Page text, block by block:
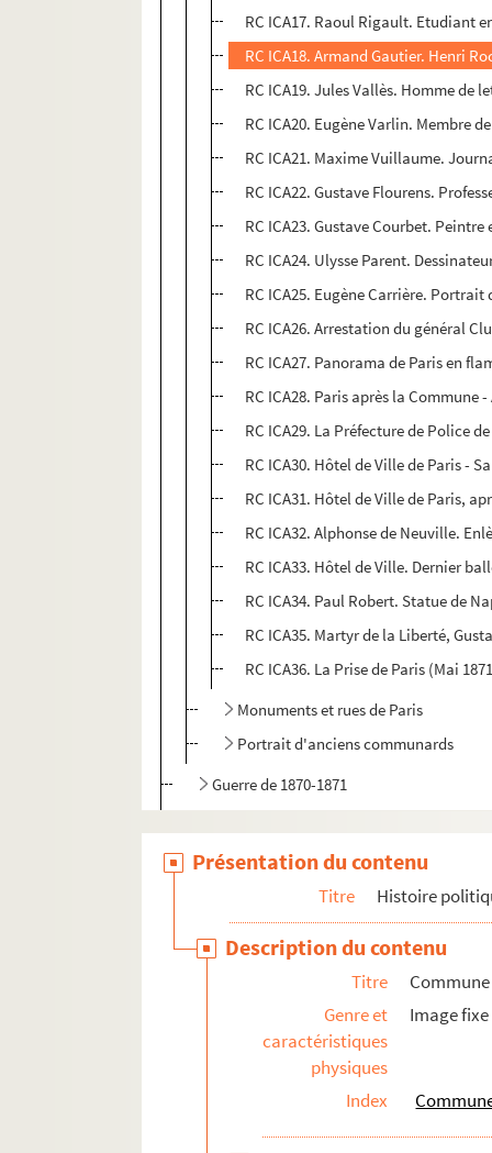
RC ICA17. Raoul Rigault. Etudiant
RC ICA18. Armand Gautier. Henri
RC ICA19. Jules Vallès. Homme de
RC ICA20. Eugène Varlin. Membre
RC ICA21. Maxime Vuillaume.
RC ICA22. Gustave Flourens.
RC ICA23. Gustave Courbet.
RC ICA24. Ulysse Parent.
RC ICA25. Eugène Carrière.
RC ICA26. Arrestation du général
RC ICA27. Panorama de Paris en
RC ICA28. Paris après la
RC ICA29. La Préfecture de Police
RC ICA30. Hôtel de Ville de Paris -
RC ICA31. Hôtel de Ville de Paris,
RC ICA32. Alphonse de Neuville.
RC ICA33. Hôtel de Ville. Dernier
RC ICA34. Paul Robert. Statue de
RC ICA35. Martyr de la Liberté,
RC ICA36. La Prise de Paris (Mai
Monuments et rues de Paris
Portrait d'anciens communards
Guerre de 1870-1871
Occupation et Libération
Ville-monde
Présentation du contenu
Titre Histoire
Description du contenu
Titre
Commune
Genre et
caractéristiques
physiques
Image fixe
Index